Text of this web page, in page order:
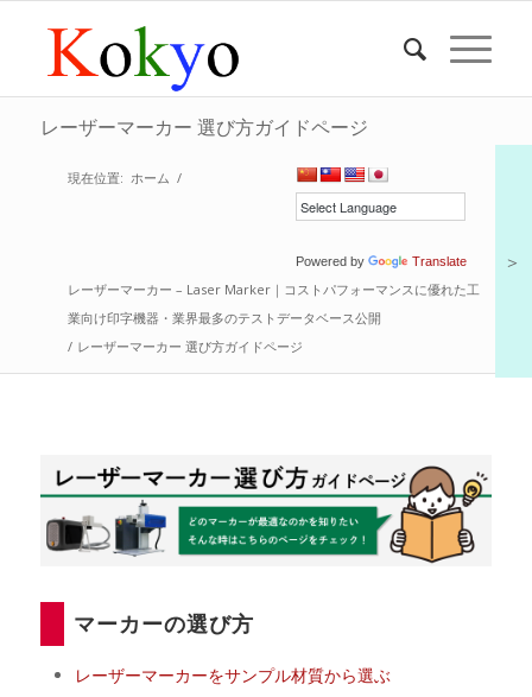
レーザーマーカー 選び方ガイドページ
Powered by Translate
現在位置: ホーム /
レーザーマーカー – Laser Marker｜コストパフォーマンスに優れた工
業向け印字機器・業界最多のテストデータベース公開
/ レーザーマーカー 選び方ガイドページ
マーカーの選び方
レーザーマーカーをサンプル材質から選ぶ
＞